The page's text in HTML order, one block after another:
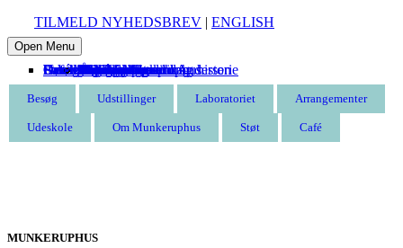
TILMELD NYHEDSBREV | ENGLISH
Open Menu
BesøgEntré
Åbningstider
Find vej
Butik
Omvisning
Udstillinger
Aktuelle
Kommende
Tidligere
Laboratoriet
Arrangementer
Kommende
Tidligere
Udeskole
Om Munkeruphus
Munkeruphus i dag
Husets arkitektur og historie
Gunnar Aagaard Andersen
Have og strand
Leje af Munkeruphus
Organisation
Stillinger
Persondatapolitik
Støt Støt Munkeruphus
Bliv kunstven
Bliv frivillig
Bliv sponsor
Tak til
Café
Besøg Udstillinger Laboratoriet Arrangementer
Udeskole Om Munkeruphus Støt Café
MUNKERUPHUS